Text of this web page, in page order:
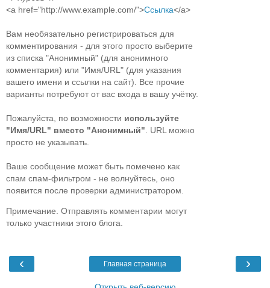
<a href="http://www.example.com/">Ссылка</a>
Вам необязательно регистрироваться для
комментирования - для этого просто выберите
из списка "Анонимный" (для анонимного
комментария) или "Имя/URL" (для указания
вашего имени и ссылки на сайт). Все прочие
варианты потребуют от вас входа в вашу учётку.
Пожалуйста, по возможности используйте
"Имя/URL" вместо "Анонимный" . URL можно
просто не указывать.
Ваше сообщение может быть помечено как
спам спам-фильтром - не волнуйтесь, оно
появится после проверки администратором.
Примечание. Отправлять комментарии могут
только участники этого блога.
‹ ›
Главная страница